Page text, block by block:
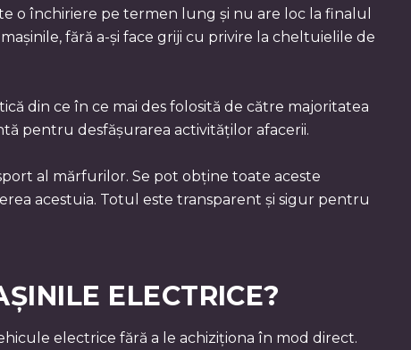
o închiriere pe termen lung și nu are loc la finalul
fără a-și face griji cu privire la cheltuielile de
din ce în ce mai des folosită de către majoritatea
pentru desfășurarea activităților afacerii.
al mărfurilor. Se pot obține toate aceste
acestuia. Totul este transparent și sigur pentru
ELECTRICE?
electrice fără a le achiziționa în mod direct.